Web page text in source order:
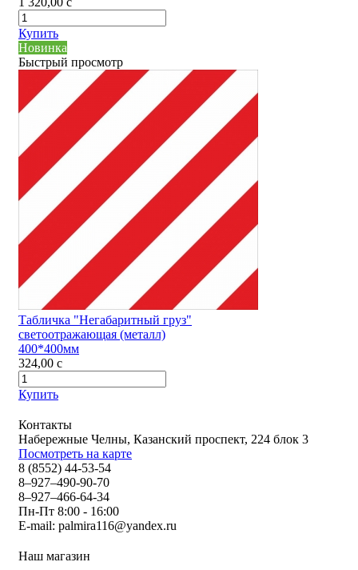
Купить
Новинка
Быстрый просмотр
Табличка "Негабаритный груз"
светоотражающая (металл)
400*400мм
324,00 c
Купить
Контакты
Набережные Челны, Казанский проспект, 224 блок 3
Посмотреть на карте
8 (8552) 44-53-54
8–927–490-90-70
8–927–466-64-34
Пн-Пт 8:00 - 16:00
E-mail: palmira116@yandex.ru
Наш магазин